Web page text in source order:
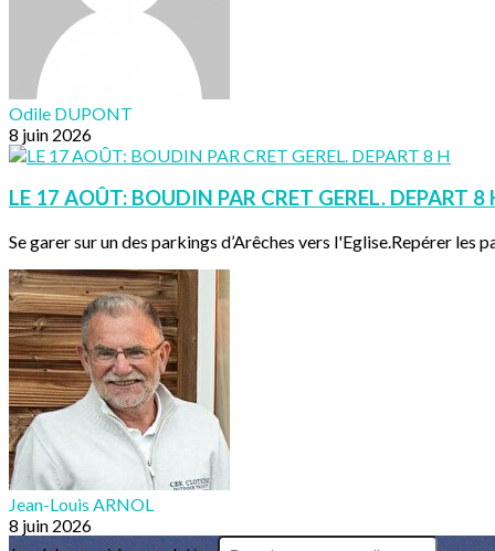
Odile DUPONT
8 juin 2026
LE 17 AOÛT: BOUDIN PAR CRET GEREL. DEPART 8
Se garer sur un des parkings d’Arêches vers l'Eglise.Repérer les
Jean-Louis ARNOL
8 juin 2026